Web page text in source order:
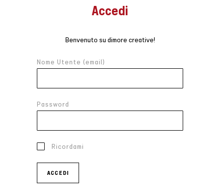
Accedi
Benvenuto su dimore creative!
Nome Utente (email)
Password
Ricordami
ACCEDI